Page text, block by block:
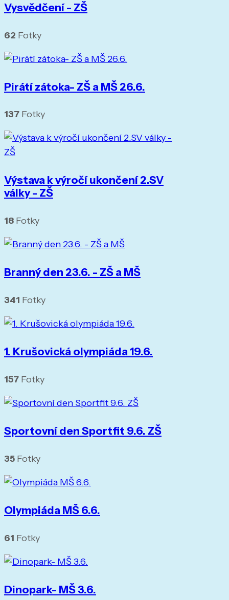
Vysvědčení - ZŠ
62 Fotky
Pirátí zátoka- ZŠ a MŠ 26.6.
137 Fotky
Výstava k výročí ukončení 2.SV
války - ZŠ
18 Fotky
Branný den 23.6. - ZŠ a MŠ
341 Fotky
1. Krušovická olympiáda 19.6.
157 Fotky
Sportovní den Sportfit 9.6. ZŠ
35 Fotky
Olympiáda MŠ 6.6.
61 Fotky
Dinopark- MŠ 3.6.